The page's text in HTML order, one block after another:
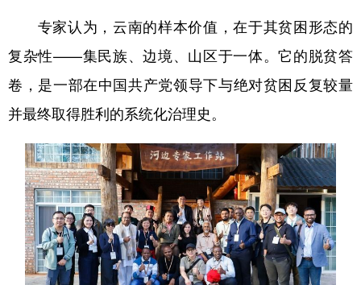
专家认为，云南的样本价值，在于其贫困形态的
复杂性——集民族、边境、山区于一体。它的脱贫答
卷，是一部在中国共产党领导下与绝对贫困反复较量
并最终取得胜利的系统化治理史。